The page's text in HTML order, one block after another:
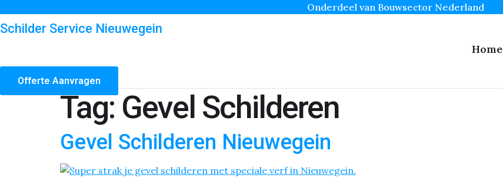
Onderdeel van Bouwsector Nederland
Schilder Service Nieuwegein
Home
Offerte Aanvragen
Tag:Gevel Schilderen
Gevel Schilderen Nieuwegein